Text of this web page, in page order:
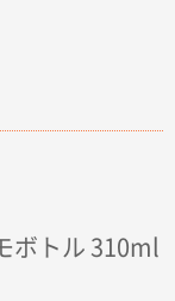
ボトル 310ml